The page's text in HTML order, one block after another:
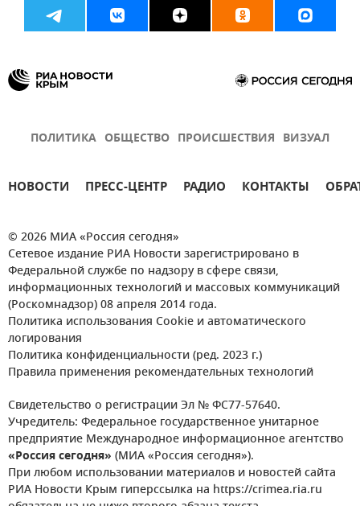
ПОЛИТИКА ОБЩЕСТВО ПРОИСШЕСТВИЯ ВИЗУАЛ
НОВОСТИ ПРЕСС-ЦЕНТР РАДИО КОНТАКТЫ
© 2026 МИА «Россия сегодня»
Сетевое издание РИА Новости зарегистрировано в
Федеральной службе по надзору в сфере связи,
информационных технологий и массовых коммуникаций
(Роскомнадзор) 08 апреля 2014 года.
Политика использования Cookie и автоматического
логирования
Политика конфиденциальности (ред. 2023 г.)
Правила применения рекомендательных технологий
Свидетельство о регистрации Эл № ФС77-57640.
Учредитель: Федеральное государственное унитарное
предприятие Международное информационное агентство
«Россия сегодня» (МИА «Россия сегодня»).
При любом использовании материалов и новостей сайта
РИА Новости Крым гиперссылка на https://crimea.ria.ru